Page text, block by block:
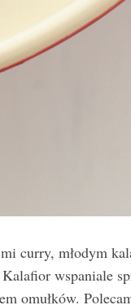
curry, młodym
wspaniale
omułków.